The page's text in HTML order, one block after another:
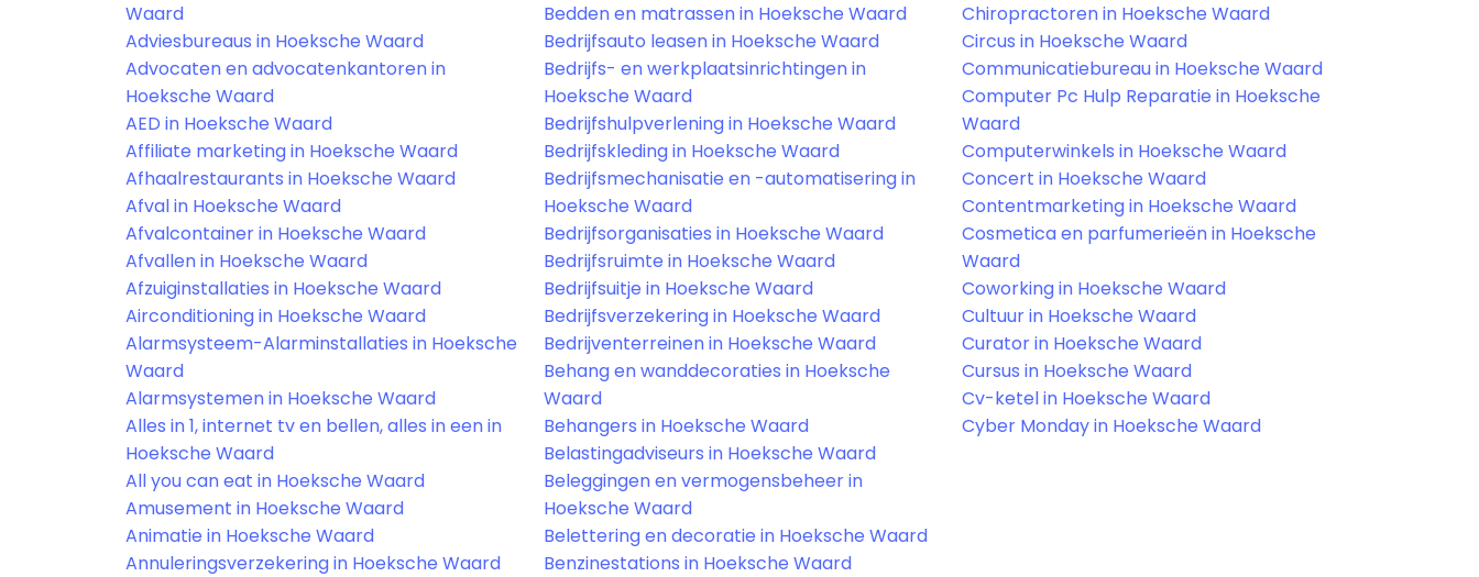
Waard
Adviesbureaus in Hoeksche Waard
Advocaten en advocatenkantoren in
Hoeksche Waard
AED in Hoeksche Waard
Affiliate marketing in Hoeksche Waard
Afhaalrestaurants in Hoeksche Waard
Afval in Hoeksche Waard
Afvalcontainer in Hoeksche Waard
Afvallen in Hoeksche Waard
Afzuiginstallaties in Hoeksche Waard
Airconditioning in Hoeksche Waard
Alarmsysteem-Alarminstallaties in Hoeksche
Waard
Alarmsystemen in Hoeksche Waard
Alles in 1, internet tv en bellen, alles in een in
Hoeksche Waard
All you can eat in Hoeksche Waard
Amusement in Hoeksche Waard
Animatie in Hoeksche Waard
Annuleringsverzekering in Hoeksche Waard
Bedden en matrassen in Hoeksche Waard
Bedrijfsauto leasen in Hoeksche Waard
Bedrijfs- en werkplaatsinrichtingen in
Hoeksche Waard
Bedrijfshulpverlening in Hoeksche Waard
Bedrijfskleding in Hoeksche Waard
Bedrijfsmechanisatie en -automatisering in
Hoeksche Waard
Bedrijfsorganisaties in Hoeksche Waard
Bedrijfsruimte in Hoeksche Waard
Bedrijfsuitje in Hoeksche Waard
Bedrijfsverzekering in Hoeksche Waard
Bedrijventerreinen in Hoeksche Waard
Behang en wanddecoraties in Hoeksche
Waard
Behangers in Hoeksche Waard
Belastingadviseurs in Hoeksche Waard
Beleggingen en vermogensbeheer in
Hoeksche Waard
Belettering en decoratie in Hoeksche Waard
Benzinestations in Hoeksche Waard
Chiropractoren in Hoeksche Waard
Circus in Hoeksche Waard
Communicatiebureau in Hoeksche Waard
Computer Pc Hulp Reparatie in Hoeksche
Waard
Computerwinkels in Hoeksche Waard
Concert in Hoeksche Waard
Contentmarketing in Hoeksche Waard
Cosmetica en parfumerieën in Hoeksche
Waard
Coworking in Hoeksche Waard
Cultuur in Hoeksche Waard
Curator in Hoeksche Waard
Cursus in Hoeksche Waard
Cv-ketel in Hoeksche Waard
Cyber Monday in Hoeksche Waard